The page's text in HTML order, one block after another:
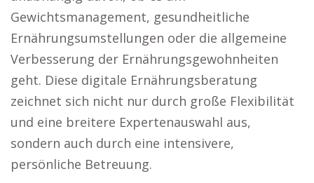
Gewichtsmanagement, gesundheitliche
Ernährungsumstellungen oder die allgemeine
Verbesserung der Ernährungsgewohnheiten
geht. Diese digitale Ernährungsberatung
zeichnet sich nicht nur durch große Flexibilität
und eine breitere Expertenauswahl aus,
sondern auch durch eine intensivere,
persönliche Betreuung.